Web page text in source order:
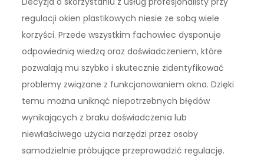
regulacji okien plastikowych niesie ze sobą wiele
korzyści. Przede wszystkim fachowiec dysponuje
odpowiednią wiedzą oraz doświadczeniem, które
pozwalają mu szybko i skutecznie zidentyfikować
problemy związane z funkcjonowaniem okna. Dzięki
temu można uniknąć niepotrzebnych błędów
wynikających z braku doświadczenia lub
niewłaściwego użycia narzędzi przez osoby
samodzielnie próbujące przeprowadzić regulację.